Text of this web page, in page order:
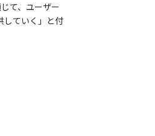
て、ユーザー
していく」と付